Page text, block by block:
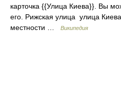
карточка {{Улица Киева}}. Вы
его. Рижская улица улица
местности …
Википедия